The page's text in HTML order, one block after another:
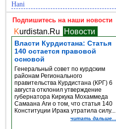
Hani
Подпишитесь на наши новости
Kurdistan.Ru Новости
Власти Курдистана: Статья
140 остается правовой
основой
Генеральный совет по курдским
районам Регионального
правительства Курдистана (КРГ) 6
августа отклонил утверждение
губернатора Киркука Мохаммеда
Самаана Аги о том, что статья 140
Конституции Ирака утратила силу...
читать дальше...